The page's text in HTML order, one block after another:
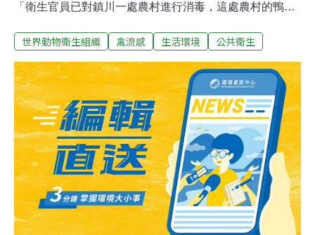
「衛生官員已對鎮川一處農村進行消毒，這處農村的鴨子
距首爾90公里的養鴨場封鎖，並等候血液檢驗結果出爐。
感病例，南韓外銷日本、香港、台灣和其他地方的家禽出
口為此受到衝擊。不過世界動物衛生組織2007年六月間宣
布南韓為非禽流感疫區。光州11月曾因出現低病毒性H7禽
流感疫情，而撲殺了約1萬3000隻鴨子。
世界動物衛生組織 禽流感 生活環境 公共衛生